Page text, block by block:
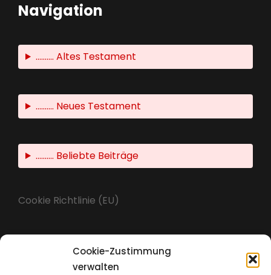
Cookie-Zustimmung
verwalten
Navigation
.......... Altes Testament
.......... Neues Testament
.......... Beliebte Beiträge
Cookie Richtlinie (EU)